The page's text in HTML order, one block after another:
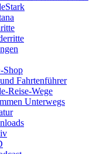
Shop
Fahrtenführer
Reise-Wege
Unterwegs